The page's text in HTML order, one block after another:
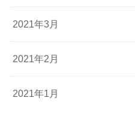
2021年3月
2021年2月
2021年1月